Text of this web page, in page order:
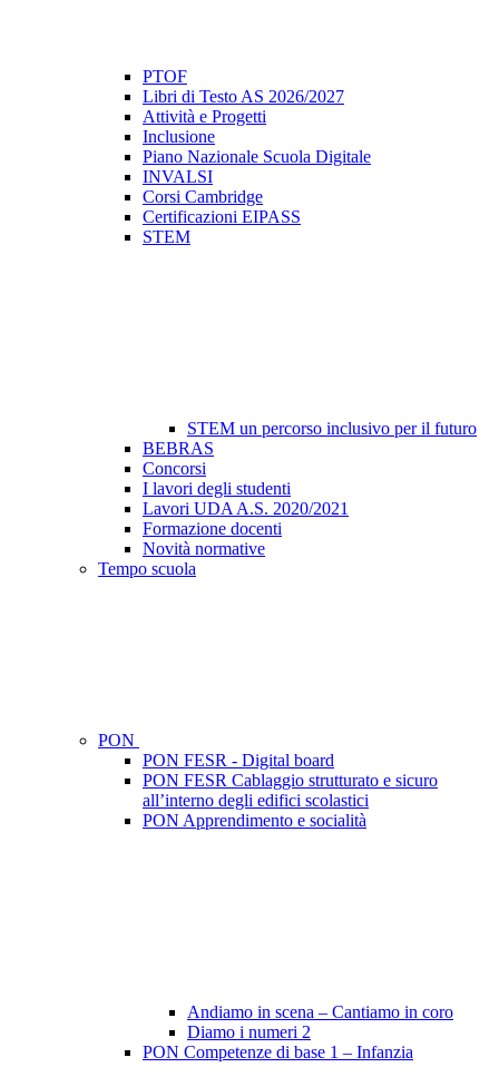
PTOF
Libri di Testo AS 2026/2027
Attività e Progetti
Inclusione
Piano Nazionale Scuola Digitale
INVALSI
Corsi Cambridge
Certificazioni EIPASS
STEM
STEM un percorso inclusivo per il futuro
BEBRAS
Concorsi
I lavori degli studenti
Lavori UDA A.S. 2020/2021
Formazione docenti
Novità normative
Tempo scuola
PON
PON FESR - Digital board
PON FESR Cablaggio strutturato e sicuro
all’interno degli edifici scolastici
PON Apprendimento e socialità
Andiamo in scena – Cantiamo in coro
Diamo i numeri 2
PON Competenze di base 1 – Infanzia